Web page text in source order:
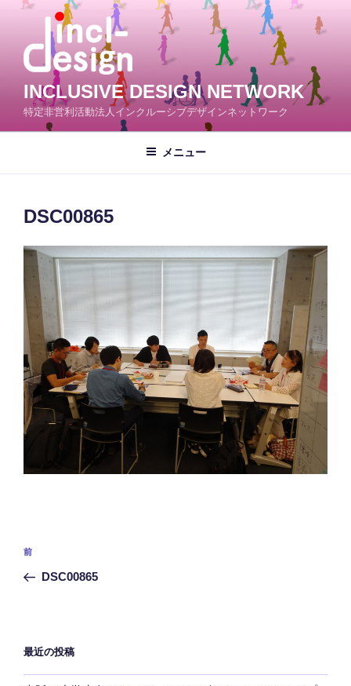
プ
INCLUSIVE DESIGN NETWORK
特定非営利活動法人インクルーシブデザインネットワーク
メニュー
DSC00865
投
ナ
ー
シ
前
の
前
DSC00865
最近の投稿